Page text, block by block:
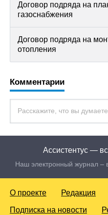
Договор подряда на
газоснабжения
Договор подряда на
отопления
Комментарии
Ассистентус —
Наш электронный журнал –
О проекте Редакция
Подписка на новости